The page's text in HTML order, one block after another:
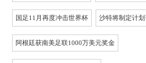
国足11月再度冲击世界杯 沙特将制定计
阿根廷获南美足联1000万美元奖金